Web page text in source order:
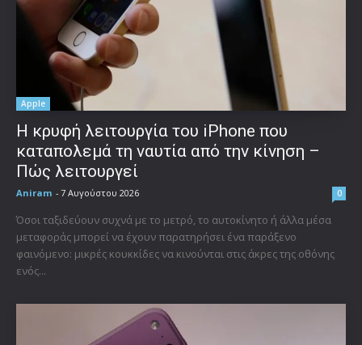
Apple
Η κρυφή λειτουργία του iPhone που
καταπολεμά τη ναυτία από την κίνηση –
Πώς λειτουργεί
Aniram - 7 Αυγούστου 2026 0
Όσοι ταξιδεύουν συχνά με το μετρό, το αυτοκίνητο ή άλλα μέσα
μεταφοράς μπορεί να έχουν παρατηρήσει ένα παράξενο
φαινόμενο: μικρές κουκκίδες να κινούνται στις άκρες της οθόνης
ενός...